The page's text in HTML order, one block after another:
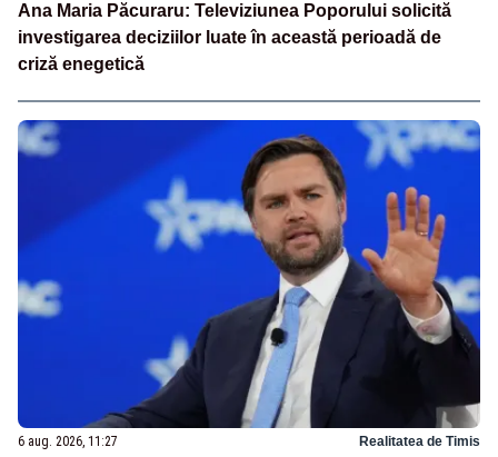
Ana Maria Păcuraru: Televiziunea Poporului solicită
investigarea deciziilor luate în această perioadă de
criză enegetică
6 aug. 2026, 11:27 Realitatea de Timis